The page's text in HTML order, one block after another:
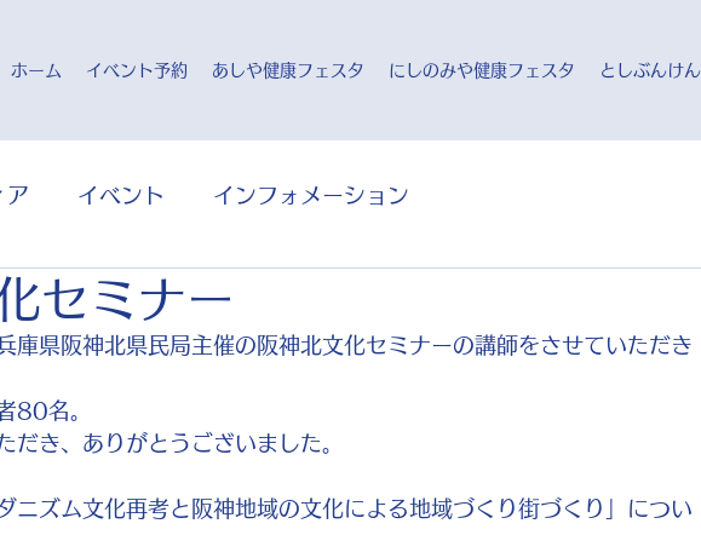
ホーム イベント予約 あしや健康フェスタ にしのみや健康フェスタ としぶんけん
ア イベント インフォメーション
セミナー
庫県阪神北県民局主催の阪神北文化セミナーの講師をさせていただき
80名。
だき、ありがとうございました。
ニズム文化再考と阪神地域の文化による地域づくり街づくり」につい